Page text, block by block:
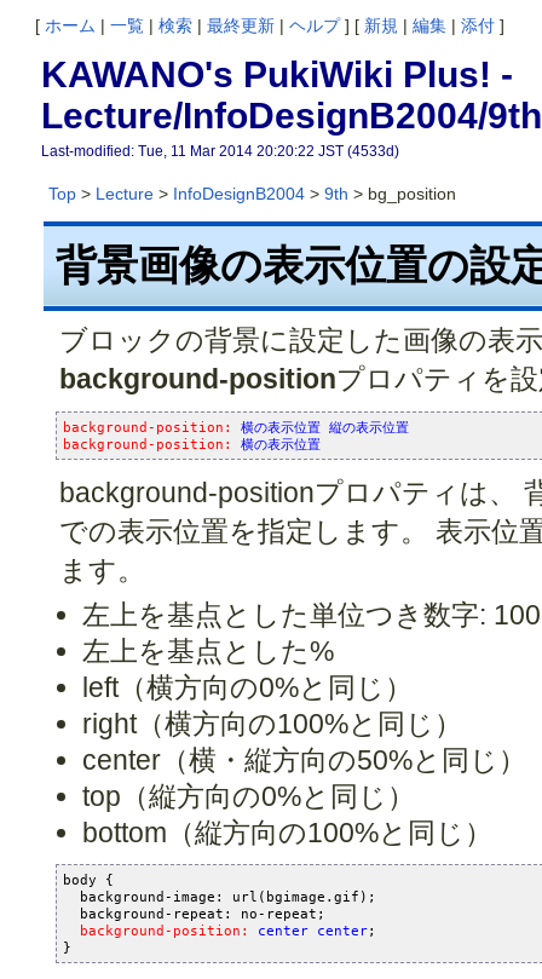
[ ホーム | 一覧 | 検索 | 最終更新 | ヘルプ] [ 新規 | 編集 | 添付 ]
KAWANO's PukiWiki Plus! -
Lecture/InfoDesignB2004/
Last-modified: Tue, 11 Mar 2014 20:20:22 JST (4533d)
Top> Lecture> InfoDesignB2004> 9th > bg_position
背景画像の表示位置の設
ブロックの背景に設定した画像の表
background-positionプロパティを
background-position: 横の表示位置 縦の表示位置
background-position: 横の表示位置
background-positionプロパティは、
での表示位置を指定します。 表示位
ます。
左上を基点とした単位つき数字:
左上を基点とした%
left（横方向の0%と同じ）
right（横方向の100%と同じ）
center（横・縦方向の50%と同じ）
top（縦方向の0%と同じ）
bottom（縦方向の100%と同じ）
body {
  background-image: url(bgimage.gif);
  background-repeat: no-repeat;
background-position: center center;